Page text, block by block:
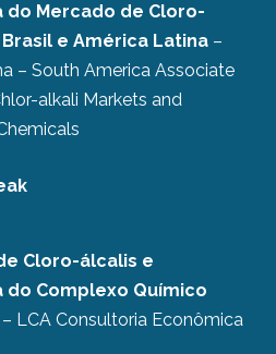
do Mercado de Cloro-
e América Latina–
– South America Associate
alkali Markets and
Cloro-álcalis e
do Complexo Químico
– LCA Consultoria Econômica